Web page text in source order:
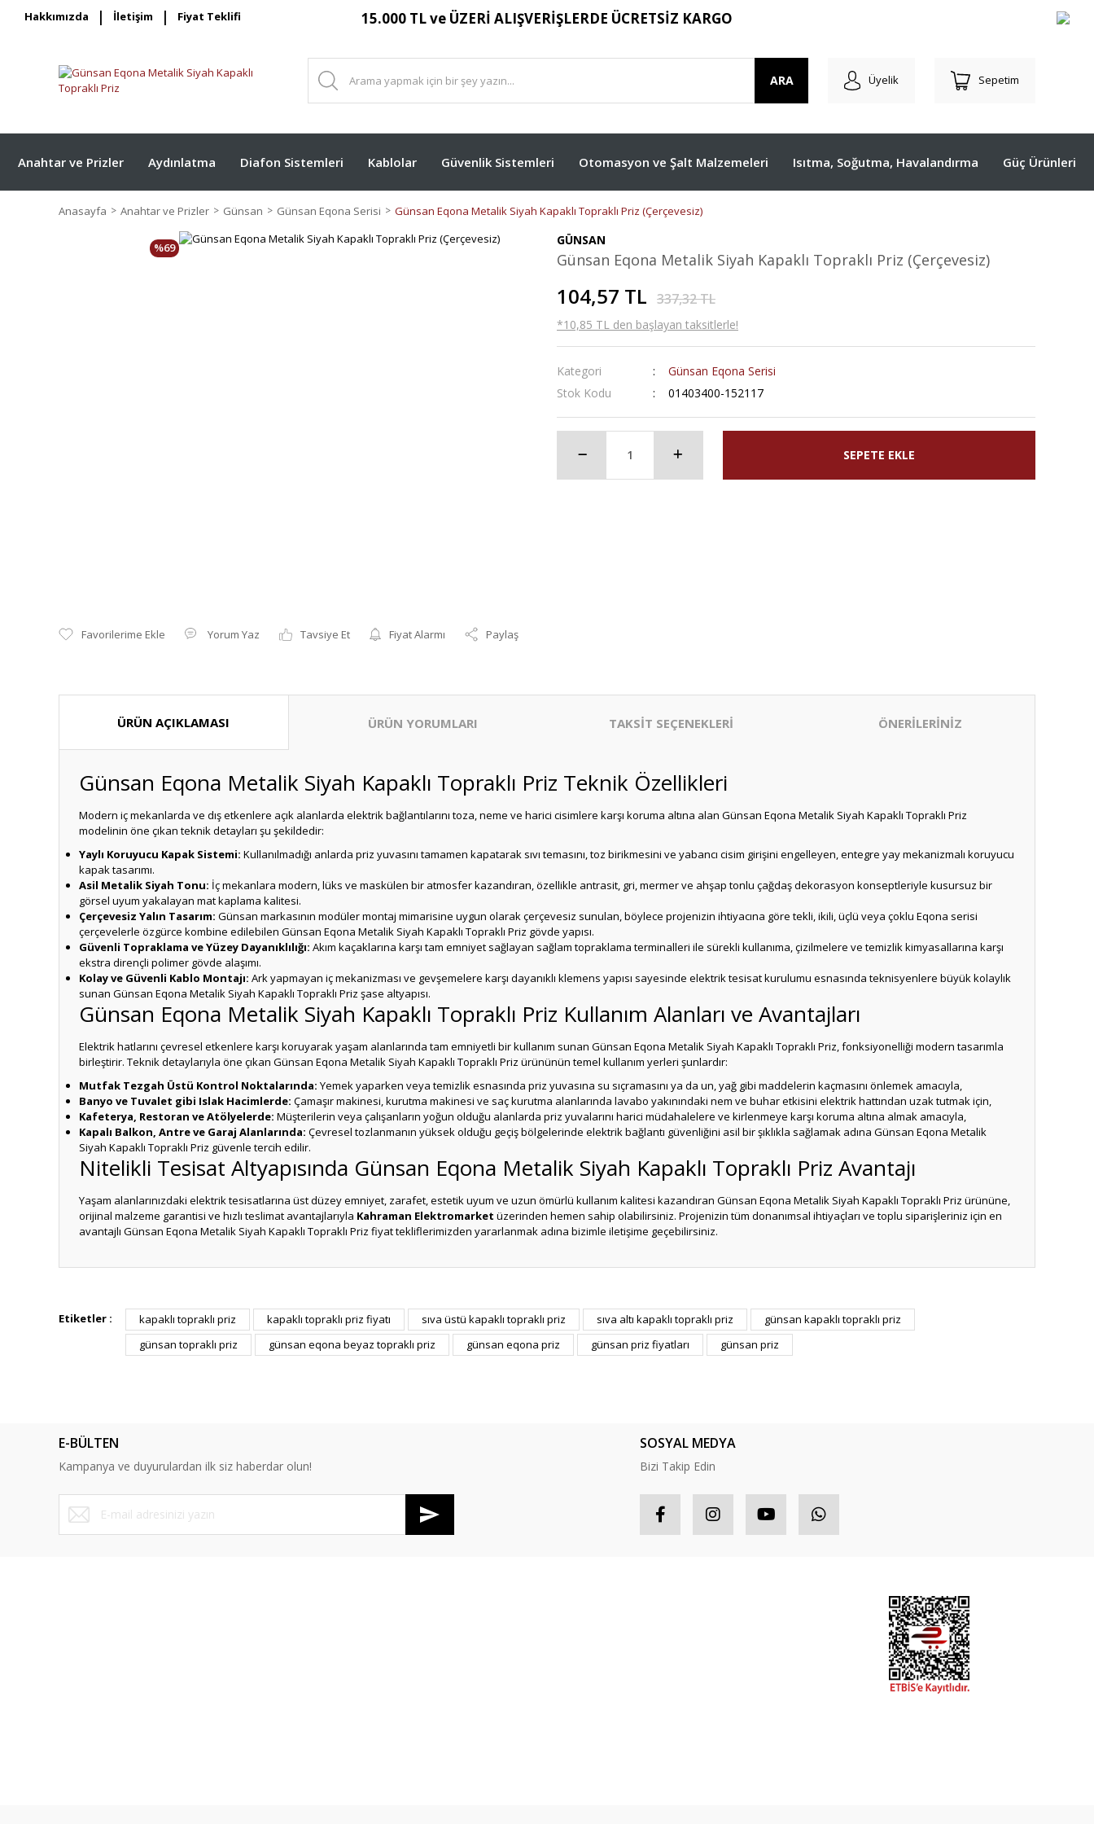
Hakkımızda İletişim Fiyat Teklifi 15.000 TL ve ÜZERİ ALIŞVERİŞLERDE ÜCRETSİZ KARGO
ARA Üyelik Sepetim
Anahtar ve Prizler Aydınlatma Diafon Sistemleri Kablolar Güvenlik Sistemleri Otomasyon ve Şalt Malzemeleri Isıtma, Soğutma, Havalandırma Güç Ürünleri
Anasayfa Anahtar ve Prizler Günsan Günsan Eqona Serisi Günsan Eqona Metalik Siyah Kapaklı Topraklı Priz (Çerçevesiz)
%69
Yorum Yaz Tavsiye Et Fiyat Alarmı Paylaş
GÜNSAN
Günsan Eqona Metalik Siyah Kapaklı Topraklı Priz (Çerçevesiz)
104,57 TL 337,32 TL
*10,85 TL den başlayan taksitlerle!
Kategori
Günsan Eqona Serisi
Stok Kodu
01403400-152117
SEPETE EKLE
ÜRÜN AÇIKLAMASI ÜRÜN YORUMLARI TAKSİT SEÇENEKLERİ ÖNERİLERİNİZ
Günsan Eqona Metalik Siyah Kapaklı Topraklı Priz Teknik Özellikleri
Modern iç mekanlarda ve dış etkenlere açık alanlarda elektrik bağlantılarını toza, neme ve harici cisimlere karşı koruma altına alan Günsan Eqona Metalik Siyah Kapaklı Topraklı Priz
modelinin öne çıkan teknik detayları şu şekildedir:
Yaylı Koruyucu Kapak Sistemi: Kullanılmadığı anlarda priz yuvasını tamamen kapatarak sıvı temasını, toz birikmesini ve yabancı cisim girişini engelleyen, entegre yay mekanizmalı koruyucu
kapak tasarımı.
Asil Metalik Siyah Tonu: İç mekanlara modern, lüks ve maskülen bir atmosfer kazandıran, özellikle antrasit, gri, mermer ve ahşap tonlu çağdaş dekorasyon konseptleriyle kusursuz bir
görsel uyum yakalayan mat kaplama kalitesi.
Çerçevesiz Yalın Tasarım: Günsan markasının modüler montaj mimarisine uygun olarak çerçevesiz sunulan, böylece projenizin ihtiyacına göre tekli, ikili, üçlü veya çoklu Eqona serisi
çerçevelerle özgürce kombine edilebilen Günsan Eqona Metalik Siyah Kapaklı Topraklı Priz gövde yapısı.
Güvenli Topraklama ve Yüzey Dayanıklılığı: Akım kaçaklarına karşı tam emniyet sağlayan sağlam topraklama terminalleri ile sürekli kullanıma, çizilmelere ve temizlik kimyasallarına karşı
ekstra dirençli polimer gövde alaşımı.
Kolay ve Güvenli Kablo Montajı: Ark yapmayan iç mekanizması ve gevşemelere karşı dayanıklı klemens yapısı sayesinde elektrik tesisat kurulumu esnasında teknisyenlere büyük kolaylık
sunan Günsan Eqona Metalik Siyah Kapaklı Topraklı Priz şase altyapısı.
Günsan Eqona Metalik Siyah Kapaklı Topraklı Priz Kullanım Alanları ve Avantajları
Elektrik hatlarını çevresel etkenlere karşı koruyarak yaşam alanlarında tam emniyetli bir kullanım sunan Günsan Eqona Metalik Siyah Kapaklı Topraklı Priz, fonksiyonelliği modern tasarımla
birleştirir. Teknik detaylarıyla öne çıkan Günsan Eqona Metalik Siyah Kapaklı Topraklı Priz ürününün temel kullanım yerleri şunlardır:
Mutfak Tezgah Üstü Kontrol Noktalarında: Yemek yaparken veya temizlik esnasında priz yuvasına su sıçramasını ya da un, yağ gibi maddelerin kaçmasını önlemek amacıyla,
Banyo ve Tuvalet gibi Islak Hacimlerde: Çamaşır makinesi, kurutma makinesi ve saç kurutma alanlarında lavabo yakınındaki nem ve buhar etkisini elektrik hattından uzak tutmak için,
Kafeterya, Restoran ve Atölyelerde: Müşterilerin veya çalışanların yoğun olduğu alanlarda priz yuvalarını harici müdahalelere ve kirlenmeye karşı koruma altına almak amacıyla,
Kapalı Balkon, Antre ve Garaj Alanlarında: Çevresel tozlanmanın yüksek olduğu geçiş bölgelerinde elektrik bağlantı güvenliğini asil bir şıklıkla sağlamak adına Günsan Eqona Metalik
Siyah Kapaklı Topraklı Priz güvenle tercih edilir.
Nitelikli Tesisat Altyapısında Günsan Eqona Metalik Siyah Kapaklı Topraklı Priz Avantajı
Yaşam alanlarınızdaki elektrik tesisatlarına üst düzey emniyet, zarafet, estetik uyum ve uzun ömürlü kullanım kalitesi kazandıran Günsan Eqona Metalik Siyah Kapaklı Topraklı Priz ürününe,
orijinal malzeme garantisi ve hızlı teslimat avantajlarıyla Kahraman Elektromarket üzerinden hemen sahip olabilirsiniz. Projenizin tüm donanımsal ihtiyaçları ve toplu siparişleriniz için en
avantajlı Günsan Eqona Metalik Siyah Kapaklı Topraklı Priz fiyat tekliflerimizden yararlanmak adına bizimle iletişime geçebilirsiniz.
Bu ürüne ilk yorumu siz yapın!
Görüş ve önerileriniz için teşekkür ederiz.
Ürün resmi kalitesiz, bozuk veya görüntülenemiyor.
Bu ürüne benzer farklı alternatifler olmalı.
Etiketler : kapaklı topraklı priz kapaklı topraklı priz fiyatı sıva üstü kapaklı topraklı priz sıva altı kapaklı topraklı priz
günsan kapaklı topraklı priz
günsan topraklı priz
günsan eqona beyaz topraklı priz günsan eqona priz günsan priz fiyatları günsan priz
E-BÜLTEN
Kampanya ve duyurulardan ilk siz haberdar olun!
SOSYAL MEDYA
Bizi Takip Edin